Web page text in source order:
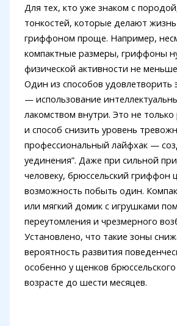
Для тех, кто уже знаком с
тонкостей, которые делают
гриффоном проще. Например,
компактные размеры, гриффоны
физической активности не
Один из способов удовлетворить
— использование
лакомством внутри. Это не
и способ снизить уровень
профессиональный лайфхак —
уединения”. Даже при сильной
человеку, брюссельский гриффон
возможность побыть один.
или мягкий домик с игрушками
переутомления и чрезмерного
Установлено, что такие зоны
вероятность развития
особенно у щенков
возрасте до шести месяцев.